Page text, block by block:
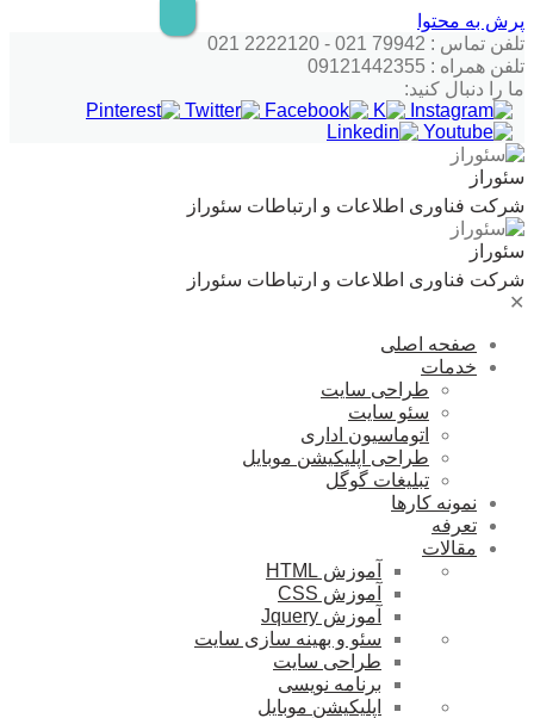
پرش به محتوا
تلفن تماس : 79942 021 - 2222120 021
تلفن همراه : 09121442355
ما را دنبال کنید:
سئوراز
شرکت فناوری اطلاعات و ارتباطات سئوراز
سئوراز
شرکت فناوری اطلاعات و ارتباطات سئوراز
✕
صفحه اصلی
خدمات
طراحی سایت
سئو سایت
اتوماسیون اداری
طراحی اپلیکیشن موبایل
تبلیغات گوگل
نمونه کارها
تعرفه
مقالات
آموزش HTML
آموزش CSS
آموزش Jquery
سئو و بهینه سازی سایت
طراحی سایت
برنامه نویسی
اپلیکیشن موبایل